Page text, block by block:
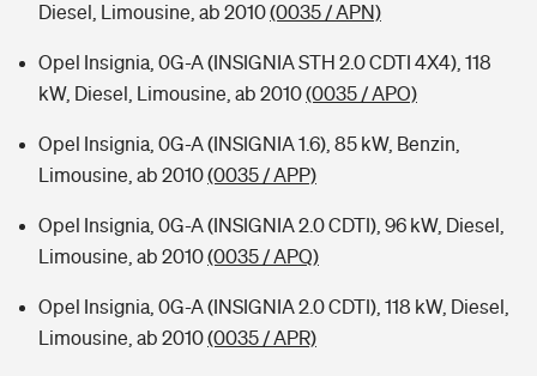
Diesel, Limousine, ab 2010(0035 / APN)
Opel Insignia, 0G-A (INSIGNIA STH 2.0 CDTI 4X4), 118
kW, Diesel, Limousine, ab 2010(0035 / APO)
Opel Insignia, 0G-A (INSIGNIA 1.6), 85 kW, Benzin,
Limousine, ab 2010(0035 / APP)
Opel Insignia, 0G-A (INSIGNIA 2.0 CDTI), 96 kW, Diesel,
Limousine, ab 2010(0035 / APQ)
Opel Insignia, 0G-A (INSIGNIA 2.0 CDTI), 118 kW, Diesel,
Limousine, ab 2010(0035 / APR)